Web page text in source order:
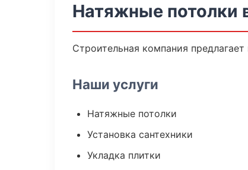
Натяжные потолки
Строительная компания
Наши услуги
Натяжные потолки
Установка сантехники
Укладка плитки